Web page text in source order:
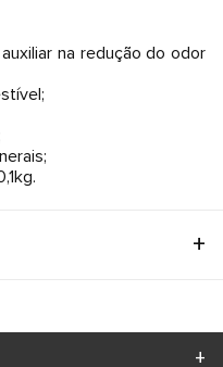
na redução do odor